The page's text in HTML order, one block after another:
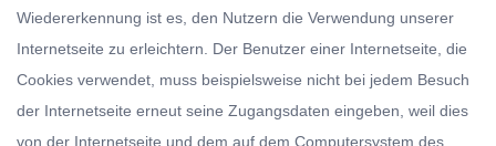
Wiedererkennung ist es, den Nutzern die Verwendung unserer
Internetseite zu erleichtern. Der Benutzer einer Internetseite, die
Cookies verwendet, muss beispielsweise nicht bei jedem Besuch
der Internetseite erneut seine Zugangsdaten eingeben, weil dies
von der Internetseite und dem auf dem Computersystem des